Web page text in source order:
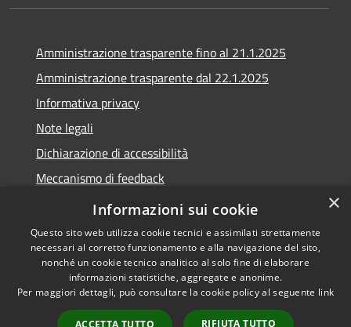
Amministrazione trasparente fino al 21.1.2025
Amministrazione trasparente dal 22.1.2025
Informativa privacy
Note legali
Dichiarazione di accessibilità
Meccanismo di feedback
Whistleblowing
Accessibilità
Copyright © 2020 •
Comune di Scarlino •
Powered byMunicipium
×
Informazioni sui cookie
Questo sito web utilizza cookie tecnici e assimilati strettamente
necessari al corretto funzionamento e alla navigazione del sito,
nonché un cookie tecnico analitico al solo fine di elaborare
informazioni statistiche, aggregate e anonime.
Per maggiori dettagli, può consultare la cookie policy al seguente link
ACCETTA TUTTO RIFIUTA TUTTO